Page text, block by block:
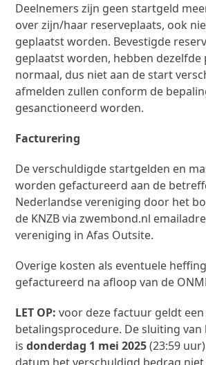
Deelnemers zijn geen startgeld
over zijn/haar reserveplaats, ook
geplaatst worden. Bevestigde
geplaatst worden, hebben dezelfde
normaal, dus niet aan de start
afmelden zullen conform de
gesanctioneerd worden.
Facturering
De verschuldigde startgelden en
worden gefactureerd aan de
Nederlandse vereniging door het
de KNZB via zwembond.nl
vereniging in Afas Outsite.
Overige kosten als eventuele
gefactureerd na afloop van de
LET OP:voor deze factuur geldt
betalingsprocedure. De sluiting van
isdonderdag 1 mei 2025(23:59